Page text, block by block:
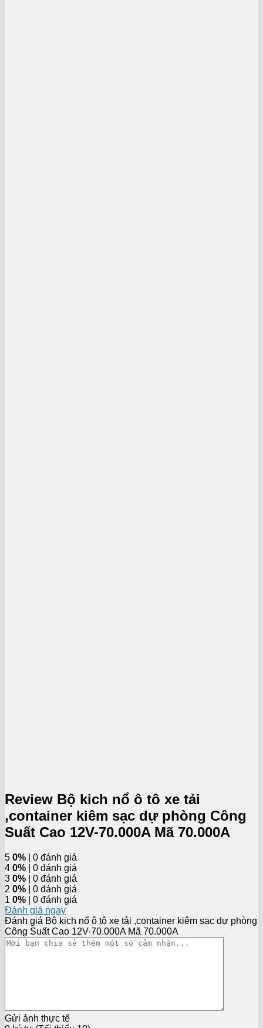
Review Bộ kich nổ ô tô xe tải
,container kiêm sạc dự phòng Công
Suất Cao 12V-70.000A Mã 70.000A
5 0% | 0 đánh giá
4 0% | 0 đánh giá
3 0% | 0 đánh giá
2 0% | 0 đánh giá
1 0% | 0 đánh giá
Đánh giá ngay
Đánh giá Bộ kich nổ ô tô xe tải ,container kiêm sạc dự phòng
Công Suất Cao 12V-70.000A Mã 70.000A
Gửi ảnh thực tế